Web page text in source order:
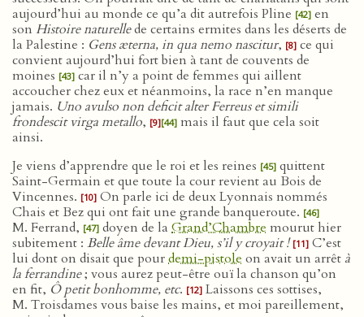
aujourd’hui au monde ce qu’a dit autrefois Pline [42] en
son Histoire naturellede certains ermites dans les déserts de
la Palestine : Gens æterna, in qua nemo nascitur, [8] ce qui
convient aujourd’hui fort bien à tant de couvents de
moines [43] car il n’y a point de femmes qui aillent
accoucher chez eux et néanmoins, la race n’en manque
jamais. Uno avulso non deficit alter Ferreus et simili
frondescit virga metallo, [9][44] mais il faut que cela soit
ainsi.
Je viens d’apprendre que le roi et les reines [45] quittent
Saint-Germain et que toute la cour revient au Bois de
Vincennes. [10] On parle ici de deux Lyonnais nommés
Chais et Bez qui ont fait une grande banqueroute. [46]
M. Ferrand, [47] doyen de la Grand’Chambre mourut hier
subitement : Belle âme devant Dieu, s’il y croyait ! [11] C’est
lui dont on disait que pourdemi-pistole on avait un arrêt à
la ferrandine; vous aurez peut-être ouï la chanson qu’on
en fit, Ô petit bonhomme, etc. [12] Laissons ces sottises,
M. Troisdames vous baise les mains, et moi pareillement,